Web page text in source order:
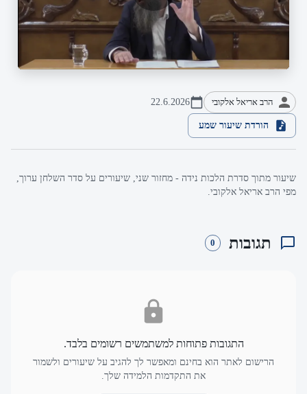
הרב אריאל אלקובי 22.6.2026
הורדת שיעור שמע
שיעור מתוך סדרת הלכות נידה - מחזור שני, שיעורים על סדר השלחן ערוך,
מפי הרב אריאל אלקובי.
תגובות 0
התגובות פתוחות למשתמשים רשומים בלבד.
הרישום לאתר הוא בחינם ומאפשר לך להגיב על שיעורים ולשמור
את התקדמות הלמידה שלך.